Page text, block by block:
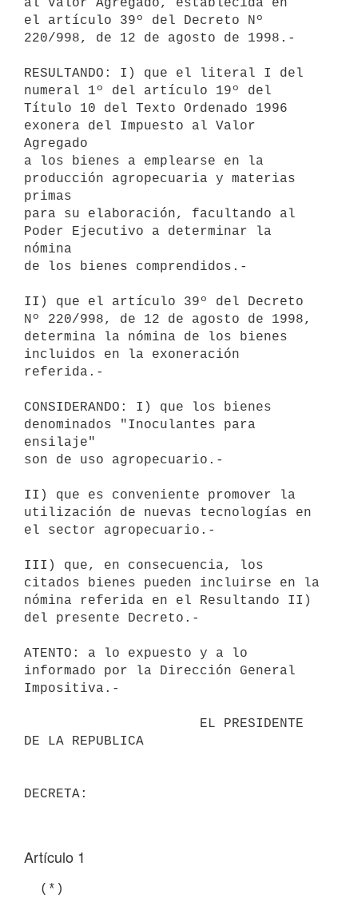
el artículo 39º del Decreto Nº
220/998, de 12 de agosto de 1998.-
RESULTANDO: I) que el literal I del
numeral 1º del artículo 19º del
Título 10 del Texto Ordenado 1996
exonera del Impuesto al Valor
Agregado
a los bienes a emplearse en la
producción agropecuaria y materias
primas
para su elaboración, facultando al
Poder Ejecutivo a determinar la
nómina
de los bienes comprendidos.-
II) que el artículo 39º del Decreto
Nº 220/998, de 12 de agosto de 1998,
determina la nómina de los bienes
incluidos en la exoneración
referida.-
CONSIDERANDO: I) que los bienes
denominados "Inoculantes para
ensilaje"
son de uso agropecuario.-
II) que es conveniente promover la
utilización de nuevas tecnologías en
el sector agropecuario.-
III) que, en consecuencia, los
citados bienes pueden incluirse en la
nómina referida en el Resultando II)
del presente Decreto.-
ATENTO: a lo expuesto y a lo
informado por la Dirección General
Impositiva.-
DE LA REPUBLICA
Artículo 1